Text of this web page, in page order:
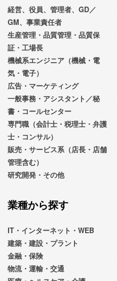
経営、役員、管理者、GD／
GM、事業責任者
生産管理・品質管理・品質保
証・工場長
機械系エンジニア（機械・電
気・電子）
広告・マーケティング
一般事務・アシスタント／秘
書・コールセンター
専門職（会計士・税理士・弁護
士・コンサル）
販売・サービス系（店長・店舗
管理含む）
研究開発・その他
業種から探す
IT・インターネット・WEB
建築・建設・プラント
金融・保険
物流・運輸・交通